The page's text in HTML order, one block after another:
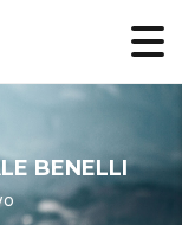
BENELLI